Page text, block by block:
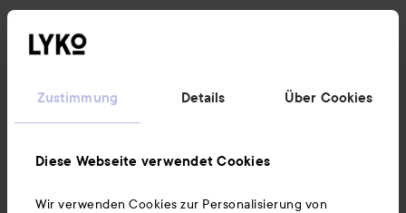
Zustimmung Details Über Cookies
Diese Webseite verwendet Cookies
Wir verwenden Cookies zur Personalisierung von
Informationen
Ebenfalls interessant